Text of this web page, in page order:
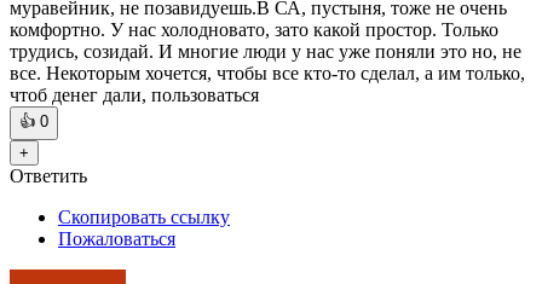
муравейник, не позавидуешь.В СА, пустыня, тоже не очень
комфортно. У нас холодновато, зато какой простор. Только
трудись, созидай. И многие люди у нас уже поняли это но, не
все. Некоторым хочется, чтобы все кто-то сделал, а им только,
чтоб денег дали, пользоваться
👍 0
+
Ответить
Скопировать ссылку
Пожаловаться